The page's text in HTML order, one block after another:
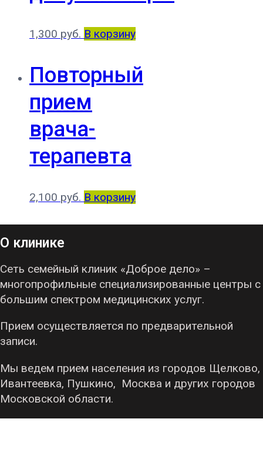
1,300 руб. В корзину
Повторный
прием
врача-
терапевта
2,100 руб. В корзину
О клинике
Сеть семейный клиник «Доброе дело» –
многопрофильные специализированные центры с
большим спектром медицинских услуг.
Прием осуществляется по предварительной
записи.
Мы ведем прием населения из городов Щелково,
Ивантеевка, Пушкино, Москва и других городов
Московской области.